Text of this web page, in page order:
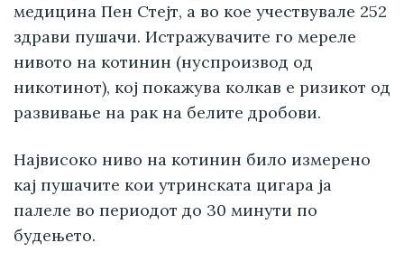
медицина Пен Стејт, а во кое учествувале 252
здрави пушачи. Истражувачите го мереле
нивото на котинин (нуспроизвод од
никотинот), кој покажува колкав е ризикот од
развивање на рак на белите дробови.
Највисоко ниво на котинин било измерено
кај пушачите кои утринската цигара ја
палеле во периодот до 30 минути по
будењето.